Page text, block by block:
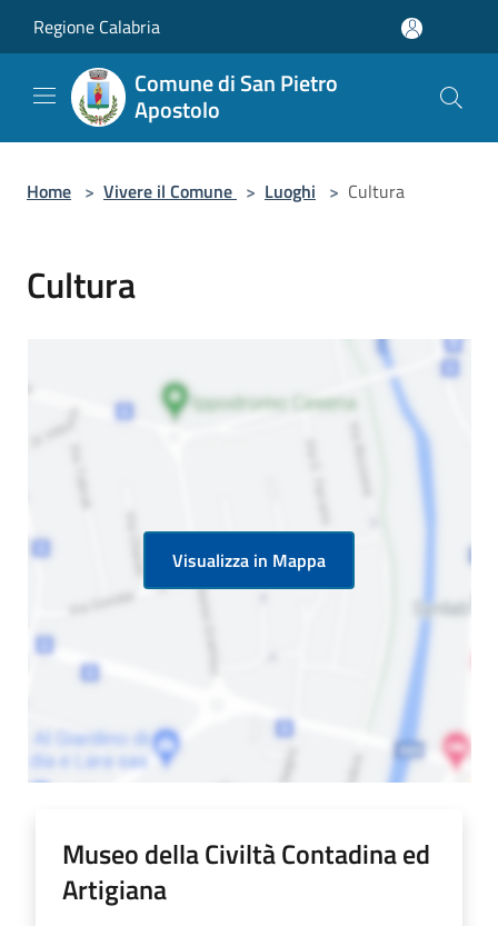
Regione Calabria
Comune di San Pietro
Apostolo
Home > Vivere il Comune > Luoghi > Cultura
Cultura
Visualizza in Mappa
Museo della Civiltà Contadina ed
Artigiana